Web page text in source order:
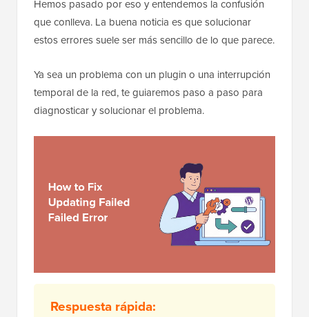
Hemos pasado por eso y entendemos la confusión
que conlleva. La buena noticia es que solucionar
estos errores suele ser más sencillo de lo que parece.
Ya sea un problema con un plugin o una interrupción
temporal de la red, te guiaremos paso a paso para
diagnosticar y solucionar el problema.
Respuesta rápida: